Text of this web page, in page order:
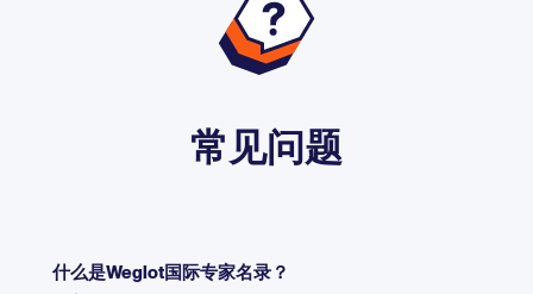
常见问题
什么是Weglot国际专家名录？